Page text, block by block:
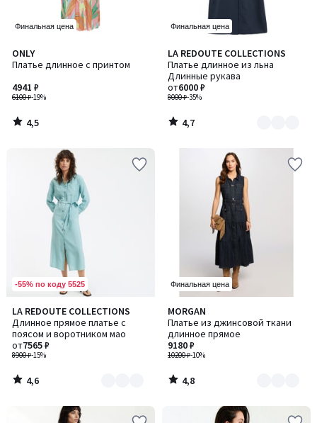
Финальная цена
ONLY
Платье длинное с принтом
6100 ₽-19%
4941 ₽
4,5
/ 5
4,5
/
Финальная цена
LA REDOUTE COLLECTIONS
Платье длинное из льна
Длинные рукава
8000 ₽-35%
от6000 ₽
4,7
/ 5
Количество
цветов:
2
4,7
/
-55% по коду 5525
LA REDOUTE COLLECTIONS
Длинное прямое платье с
поясом и воротником мао
8900 ₽-15%
от7565 ₽
4,6
/ 5
Количество
цветов:
3
4,6
/
Финальная цена
MORGAN
Платье из джинсовой ткани
длинное прямое
10200 ₽-10%
9180 ₽
4,8
/ 5
Количество
цветов:
2
4,8
/